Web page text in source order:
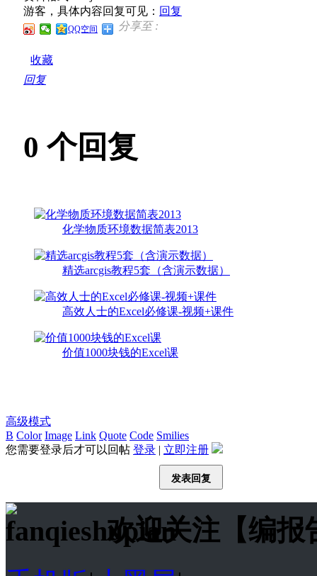
游客，具体内容回复可见： 回复
分享至 :
QQ空间
收藏
回复
0 个回复
化学物质环境数据简表2013
精选arcgis教程5套（含演示数据）
高效人士的Excel必修课-视频+课件
价值1000块钱的Excel课
高级模式
B Color Image Link Quote Code Smilies
您需要登录后才可以回帖 登录 | 立即注册
发表回复
欢迎关注【编报